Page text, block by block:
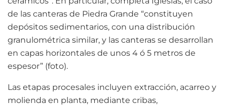
de las canteras de Piedra Grande “constituyen
depósitos sedimentarios, con una distribución
granulométrica similar, y las canteras se desarrollan
en capas horizontales de unos 4 ó 5 metros de
espesor” (foto).
Las etapas procesales incluyen extracción, acarreo y
molienda en planta, mediante cribas,